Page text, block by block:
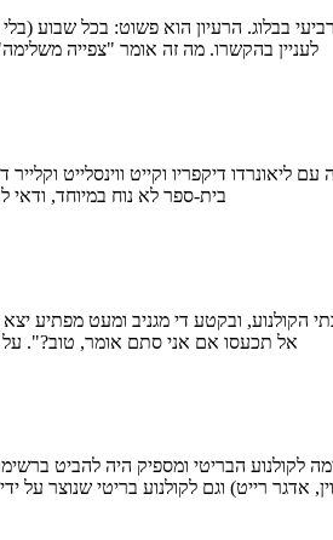
לעניין בהקשרו. מה זה אומר "צפייה
בית-ספר לא נוח במיוחד,
הקולנוע, ובקטע די מגניב ומעט מפתיע
אל תכעסו אם אני סתם אומר, טוב?". על
אדגר רייט) וגם לקולנוע בריטי שנוצר על ידי במאים זרים